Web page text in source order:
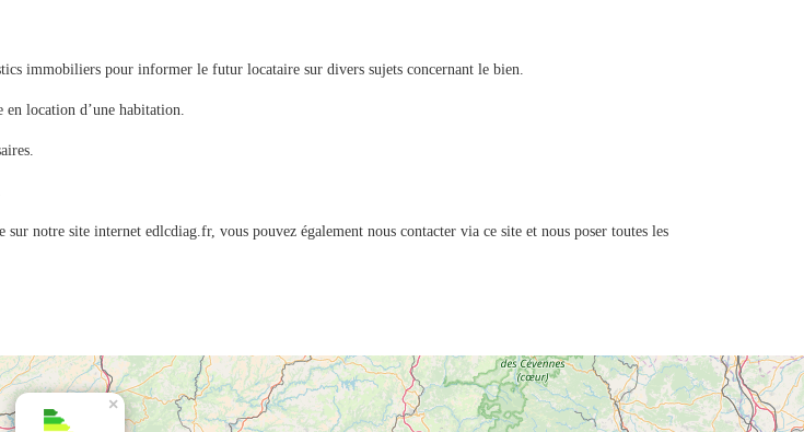
immobiliers pour informer le futur locataire sur divers sujets concernant le bien.
location d’une habitation.
notre site internet edlcdiag.fr, vous pouvez également nous contacter via ce site et nous poser toutes les
×